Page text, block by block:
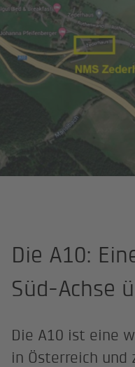
Die A10:
Süd-Achse
Die A10 ist eine
in Österreich